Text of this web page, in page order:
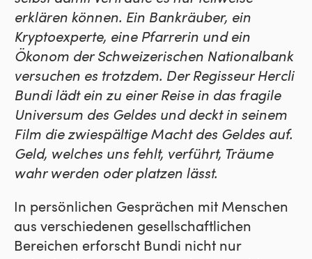
erklären können. Ein Bankräuber, ein
Kryptoexperte, eine Pfarrerin und ein
Ökonom der Schweizerischen Nationalbank
versuchen es trotzdem. Der Regisseur Hercli
Bundi lädt ein zu einer Reise in das fragile
Universum des Geldes und deckt in seinem
Film die zwiespältige Macht des Geldes auf.
Geld, welches uns fehlt, verführt, Träume
wahr werden oder platzen lässt.
In persönlichen Gesprächen mit Menschen
aus verschiedenen gesellschaftlichen
Bereichen erforscht Bundi nicht nur